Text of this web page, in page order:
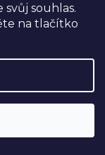
souhlas.
na tlačítko
. Navíc
nad